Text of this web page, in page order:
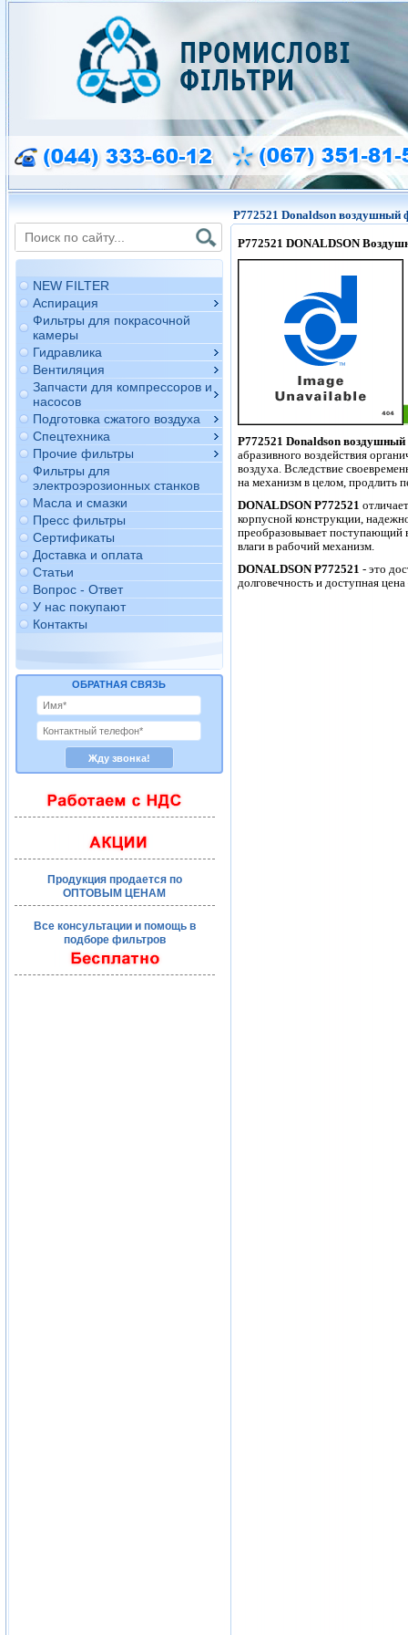
NEW FILTER
Аспирация
Фильтры для покрасочной
камеры
Гидравлика
Вентиляция
Запчасти для компрессоров и
насосов
Подготовка сжатого воздуха
Спецтехника
Прочие фильтры
Фильтры для
электроэрозионных станков
Масла и смазки
Пресс фильтры
Сертификаты
Доставка и оплата
Статьи
Вопрос - Ответ
У нас покупают
Контакты
ОБРАТНАЯ СВЯЗЬ
Продукция продается по
ОПТОВЫМ ЦЕНАМ
Все консультации и помощь в
подборе фильтров
P772521 Donaldson воздушный
P772521 DONALDSON
P772521 Donaldson воздушный
абразивного воздействия
воздуха. Вследствие
на механизм в целом, продлить
DONALDSON P772521
корпусной конструкции,
преобразовывает поступающий
влаги в рабочий механизм.
DONALDSON P772521 - это
долговечность и доступная